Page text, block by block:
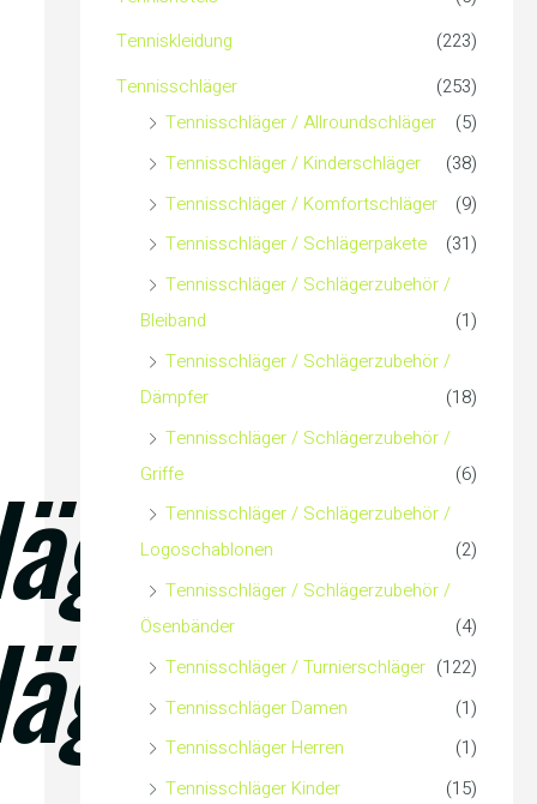
c
h
Tenniskleidung
(223)
Tennisschläger
(253)
Tennisschläger / Allroundschläger
(5)
Tennisschläger / Kinderschläger
(38)
Tennisschläger / Komfortschläger
(9)
Tennisschläger / Schlägerpakete
(31)
Tennisschläger / Schlägerzubehör /
Bleiband
(1)
Tennisschläger / Schlägerzubehör /
Dämpfer
(18)
Tennisschläger / Schlägerzubehör /
Griffe
(6)
Tennisschläger / Schlägerzubehör /
Logoschablonen
(2)
Tennisschläger / Schlägerzubehör /
Ösenbänder
(4)
Tennisschläger / Turnierschläger (122)
Tennisschläger Damen
(1)
Tennisschläger Herren
(1)
Tennisschläger Kinder
(15)